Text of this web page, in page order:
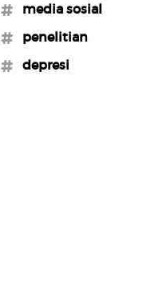
#media sosial
#penelitian
#depresi